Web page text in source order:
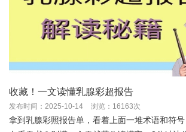
收藏！一文读懂乳腺彩超报告
发布时间：2025-10-14 浏览：16163次
拿到乳腺彩照报告单，看着上面一堆术语和符